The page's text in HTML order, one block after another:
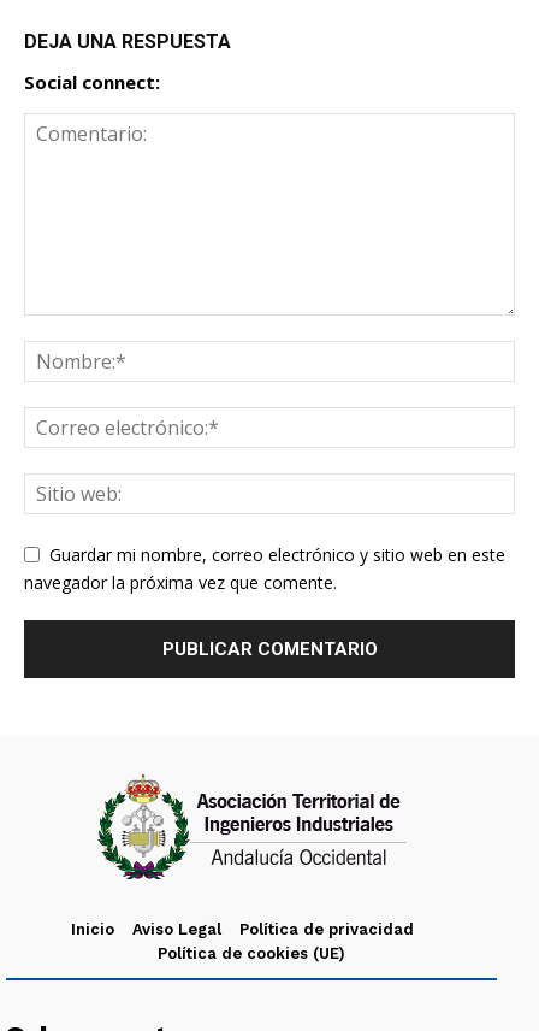
DEJA UNA RESPUESTA
Social connect:
Guardar mi nombre, correo electrónico y sitio web en este
navegador la próxima vez que comente.
Inicio Aviso Legal
Política de privacidad
Política de cookies (UE)